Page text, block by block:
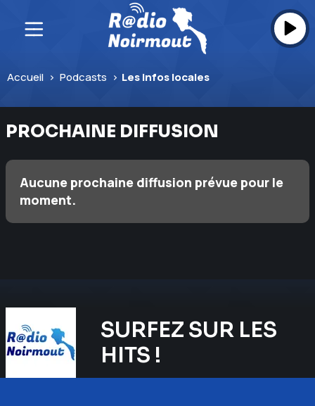
Accueil > Podcasts > Les infos locales
PROCHAINE DIFFUSION
Aucune prochaine diffusion prévue pour le
moment.
SURFEZ SUR LES
HITS !